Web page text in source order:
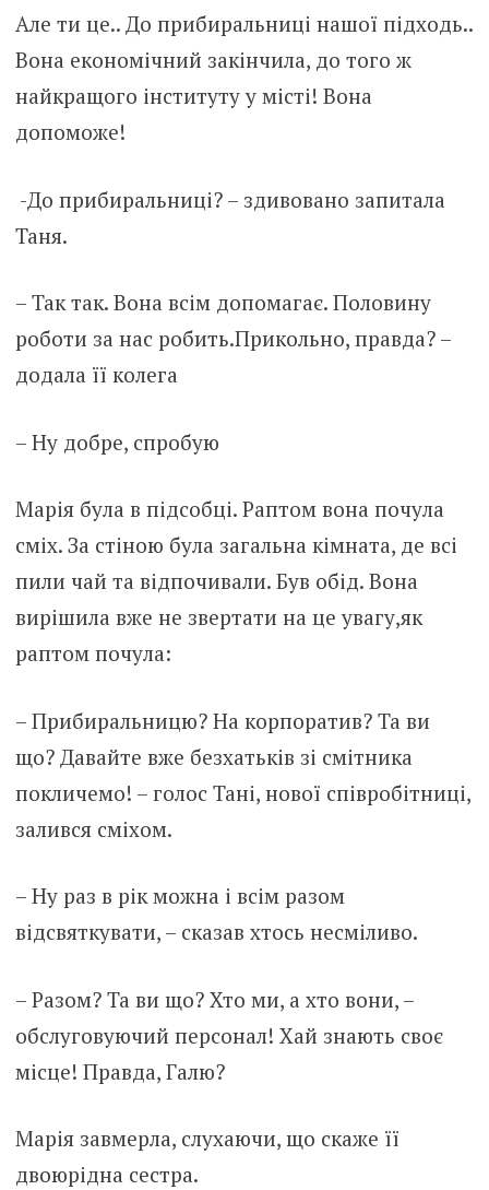
Але ти це.. До прибиральниці нашої підходь..
Вона економічний закінчила, до того ж
найкращого інституту у місті! Вона
допоможе!
-До прибиральниці? – здивовано запитала
Таня.
– Так так. Вона всім допомагає. Половину
роботи за нас робить.Прикольно, правда? –
додала її колега
– Ну добре, спробую
Марія була в підсобці. Раптом вона почула
сміх. За стіною була загальна кімната, де всі
пили чай та відпочивали. Був обід. Вона
вирішила вже не звертати на це увагу,як
раптом почула:
– Прибиральницю? На корпоратив? Та ви
що? Давайте вже безхатьків зі смітника
покличемо! – голос Тані, нової співробітниці,
залився сміхом.
– Ну раз в рік можна і всім разом
відсвяткувати, – сказав хтось несміливо.
– Разом? Та ви що? Хто ми, а хто вони, –
обслуговуючий персонал! Хай знають своє
місце! Правда, Галю?
Марія завмерла, слухаючи, що скаже її
двоюрідна сестра.